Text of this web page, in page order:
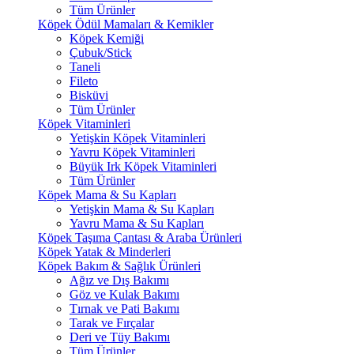
Tüm Ürünler
Köpek Ödül Mamaları & Kemikler
Köpek Kemiği
Çubuk/Stick
Taneli
Fileto
Bisküvi
Tüm Ürünler
Köpek Vitaminleri
Yetişkin Köpek Vitaminleri
Yavru Köpek Vitaminleri
Büyük Irk Köpek Vitaminleri
Tüm Ürünler
Köpek Mama & Su Kapları
Yetişkin Mama & Su Kapları
Yavru Mama & Su Kapları
Köpek Taşıma Çantası & Araba Ürünleri
Köpek Yatak & Minderleri
Köpek Bakım & Sağlık Ürünleri
Ağız ve Dış Bakımı
Göz ve Kulak Bakımı
Tırnak ve Pati Bakımı
Tarak ve Fırçalar
Deri ve Tüy Bakımı
Tüm Ürünler